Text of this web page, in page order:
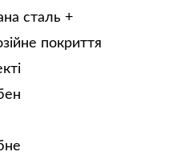
сталь +
покриття